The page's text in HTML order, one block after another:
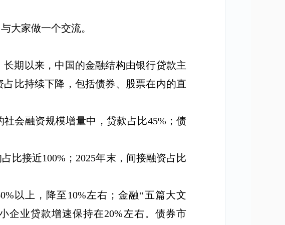
大家做一个交流。
期以来，中国的金融结构由银行贷款主
比持续下降，包括债券、股票在内的直
社会融资规模增量中，贷款占比45% ；债
比接近100% ； 2025年末，间接融资占比
以上，降至10%左右；金融“五篇大文
企业贷款增速保持在20%左右。债券市